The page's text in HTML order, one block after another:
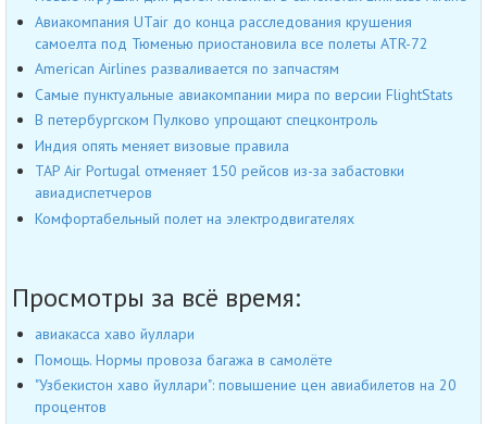
Авиакомпания UTair до конца расследования крушения
самоелта под Тюменью приостановила все полеты ATR-72
American Airlines разваливается по запчастям
Самые пунктуальные авиакомпании мира по версии FlightStats
В петербургском Пулково упрощают спецконтроль
Индия опять меняет визовые правила
TAP Air Portugal отменяет 150 рейсов из-за забастовки
авиадиспетчеров
Комфортабельный полет на электродвигателях
Просмотры за всё время:
авиакасса хаво йуллари
Помощь. Нормы провоза багажа в самолёте
"Узбекистон хаво йуллари": повышение цен авиабилетов на 20
процентов